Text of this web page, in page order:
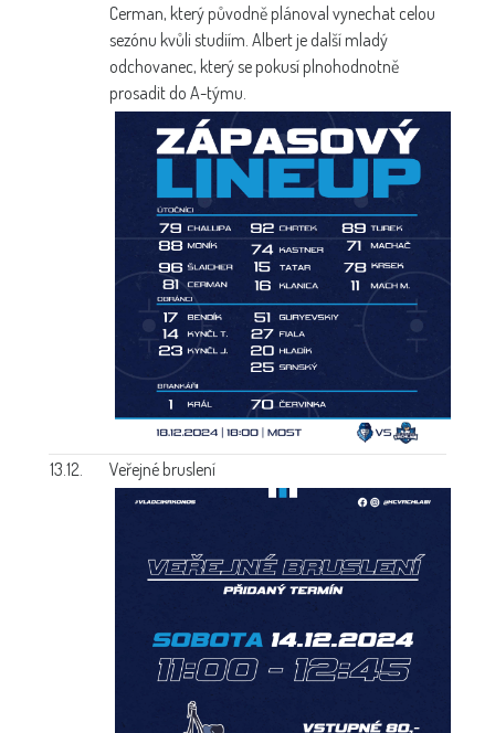
Cerman, který původně plánoval vynechat celou
sezónu kvůli studiím. Albert je další mladý
odchovanec, který se pokusí plnohodnotně
prosadit do A-týmu.
13.12. Veřejné bruslení